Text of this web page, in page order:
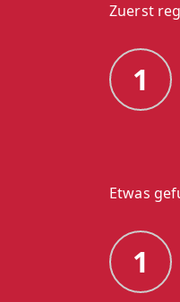
Zuerst
1
Etwas
1